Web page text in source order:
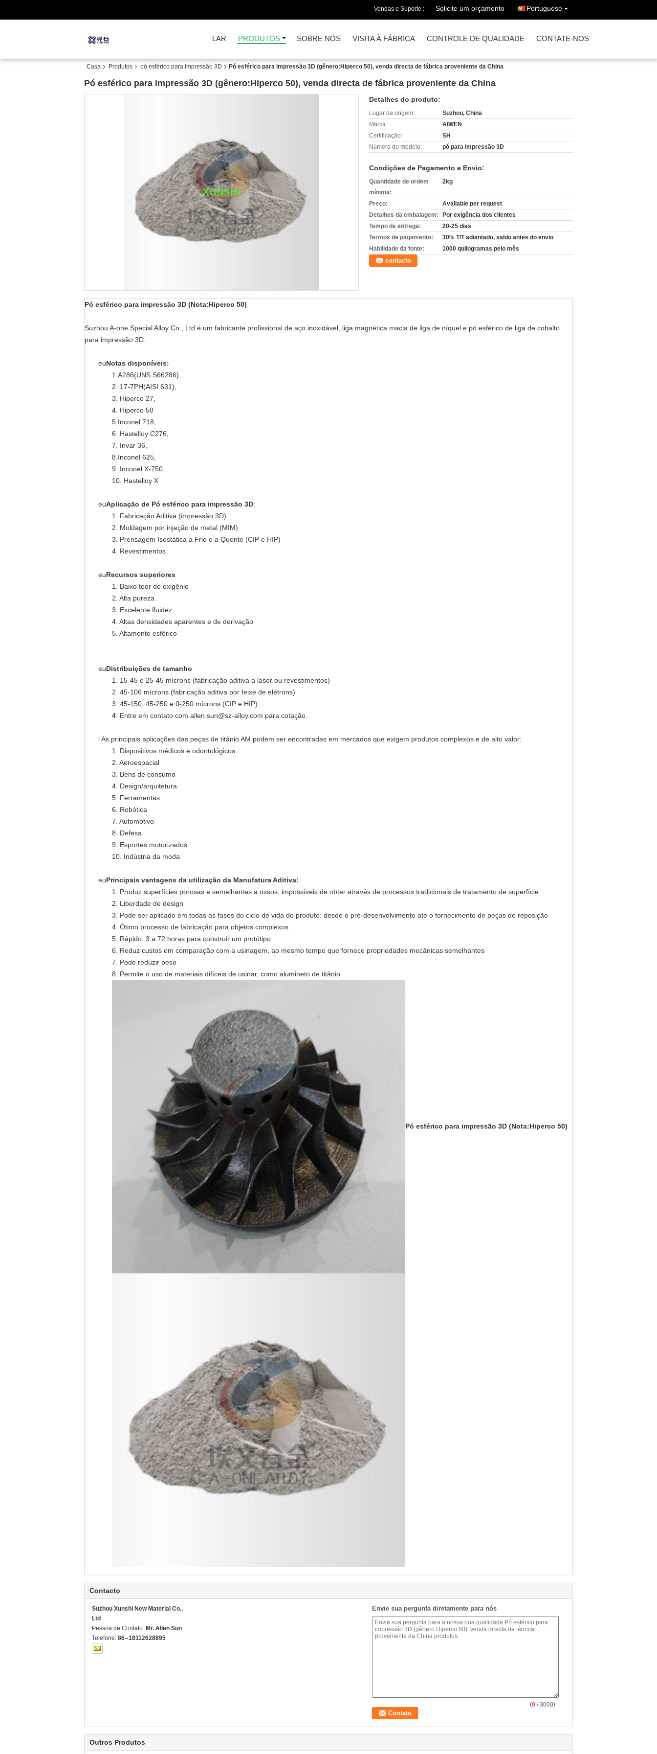
Vendas e Suporte : Solicite um orçamento Portuguese
LAR PRODUTOS SOBRE NÓS VISITA À FÁBRICA CONTROLE DE QUALIDADE CONTATE-NOS
Casa Produtos pó esférico para impressão 3D Pó esférico para impressão 3D (gênero:Hiperco 50), venda directa de fábrica proveniente da China
Pó esférico para impressão 3D (gênero:Hiperco 50), venda directa de fábrica proveniente da China
Detalhes do produto:
Lugar de origem:
Suzhou, China
Marca:
AIWEN
Certificação:
SH
Número do modelo:
pó para impressão 3D
Condições de Pagamento e Envio:
Quantidade de ordem
mínima:
2kg
Preço:
Available per request
Detalhes da embalagem:
Por exigência dos clientes
Tempo de entrega:
20-25 dias
Termos de pagamento:
30% T/T adiantado, saldo antes do envio
Habilidade da fonte:
1000 quilogramas pelo mês
contacto
Pó esférico para impressão 3D (Nota:Hiperco 50)
Suzhou A-one Special Alloy Co., Ltd é um fabricante profissional de aço inoxidável, liga magnética macia de liga de níquel e pó esférico de liga de cobalto
para impressão 3D.
euNotas disponíveis:
1.A286(UNS S66286),
2. 17-7PH(AISI 631),
3. Hiperco 27,
4. Hiperco 50
5.Inconel 718,
6. Hastelloy C276,
7. Invar 36,
8.Inconel 625,
9. Inconel X-750,
10. Hastelloy X
euAplicação de Pó esférico para impressão 3D:
1. Fabricação Aditiva (impressão 3D)
2. Moldagem por injeção de metal (MIM)
3. Prensagem Isostática a Frio e a Quente (CIP e HIP)
4. Revestimentos
euRecursos superiores
1. Baixo teor de oxigênio
2. Alta pureza
3. Excelente fluidez
4. Altas densidades aparentes e de derivação
5. Altamente esférico
euDistribuições de tamanho
1. 15-45 e 25-45 mícrons (fabricação aditiva a laser ou revestimentos)
2. 45-106 mícrons (fabricação aditiva por feixe de elétrons)
3. 45-150, 45-250 e 0-250 mícrons (CIP e HIP)
4. Entre em contato com allen.sun@sz-alloy.com para cotação.
l As principais aplicações das peças de titânio AM podem ser encontradas em mercados que exigem produtos complexos e de alto valor:
1. Dispositivos médicos e odontológicos
2. Aeroespacial
3. Bens de consumo
4. Design/arquitetura
5. Ferramentas
6. Robótica
7. Automotivo
8. Defesa
9. Esportes motorizados
10. Indústria da moda
euPrincipais vantagens da utilização da Manufatura Aditiva:
1. Produz superfícies porosas e semelhantes a ossos, impossíveis de obter através de processos tradicionais de tratamento de superfície
2. Liberdade de design
3. Pode ser aplicado em todas as fases do ciclo de vida do produto: desde o pré-desenvolvimento até o fornecimento de peças de reposição
4. Ótimo processo de fabricação para objetos complexos
5. Rápido: 3 a 72 horas para construir um protótipo
6. Reduz custos em comparação com a usinagem, ao mesmo tempo que fornece propriedades mecânicas semelhantes
7. Pode reduzir peso
8. Permite o uso de materiais difíceis de usinar, como alumineto de titânio
Pó esférico para impressão 3D (Nota:Hiperco 50)
Contacto
Suzhou Xunshi New Material Co.,
Ltd
Pessoa de Contato: Mr. Allen Sun
Telefone: 86--18112628895
Envie sua pergunta diretamente para nós
(0 / 3000)
Outros Produtos